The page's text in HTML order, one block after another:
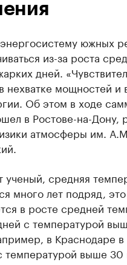
южных
из-за роста
дней.
нехватке мощностей и
Об этом в ходе
в Ростове-на-Дону,
атмосферы им.
ученый, средняя
много лет подряд,
в росте средней
с температурой
в Краснодаре
температурой выше 30